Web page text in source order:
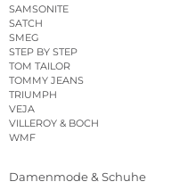
SAMSONITE
SATCH
SMEG
STEP BY STEP
TOM TAILOR
TOMMY JEANS
TRIUMPH
VEJA
VILLEROY & BOCH
WMF
Damenmode & Schuhe